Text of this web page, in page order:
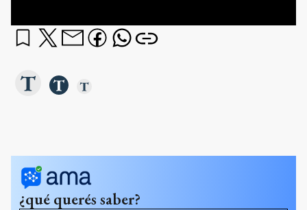
¿qué querés saber?